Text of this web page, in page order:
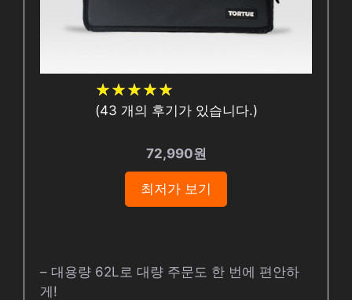
★★★★★
★★★★★
(43 개의 후기가 있습니다.)
72,990원
최저가 보기
– 대용량 62L로 대량 주문도 한 번에 편안하
게!